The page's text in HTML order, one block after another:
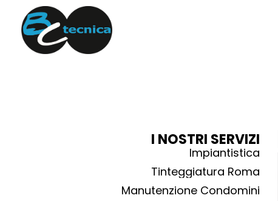
I NOSTRI SERVIZI
Impiantistica
Tinteggiatura Roma
Manutenzione Condomini